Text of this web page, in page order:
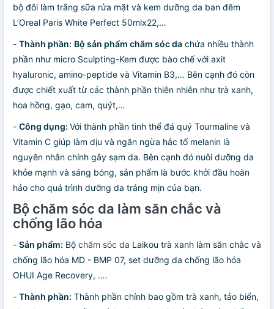
bộ đôi làm trắng sữa rửa mặt và kem dưỡng da ban đêm
L’Oreal Paris White Perfect 50mlx22,…
- Thành phần: Bộ sản phẩm chăm sóc da chứa nhiều thành
phần như micro Sculpting-Kem được bào chế với axit
hyaluronic, amino-peptide và Vitamin B3,… Bên cạnh đó còn
được chiết xuất từ các thành phần thiên nhiên như trà xanh,
hoa hồng, gạo, cam, quýt,…
- Công dụng: Với thành phần tinh thể đá quý Tourmaline và
Vitamin C giúp làm dịu và ngăn ngừa hắc tố melanin là
nguyên nhân chính gây sạm da. Bên cạnh đó nuôi dưỡng da
khỏe mạnh và sáng bóng, sản phẩm là bước khởi đầu hoàn
hảo cho quá trình dưỡng da trắng mịn của bạn.
Bộ chăm sóc da làm săn chắc và
chống lão hóa
- Sản phẩm: Bộ chăm sóc da Laikou trà xanh làm săn chắc và
chống lão hóa MD - BMP 07, set dưỡng da chống lão hóa
OHUI Age Recovery, ….
- Thành phần: Thành phần chính bao gồm trà xanh, tảo biển,